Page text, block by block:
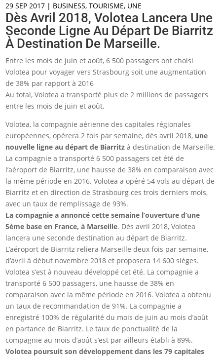
29 SEP 2017 | BUSINESS,TOURISME, UNE
Dès Avril 2018, Volotea Lancera Une
Seconde Ligne Au Départ De Biarritz
À Destination De Marseille.
Entre les mois de juin et août, 6 500 passagers ont choisi
Volotea pour voyager vers Strasbourg soit une augmentation
de 38% par rapport à 2016
Au total, Volotea a transporté plus de 2 millions de passagers
entre les mois de juin et août.
Volotea, la compagnie aérienne des capitales régionales
européennes, opérera 2 fois par semaine, dès avril 2018, une
nouvelle ligne au départ de Biarritz à destination de Marseille.
La compagnie a transporté 6 500 passagers cet été de
l’aéroport de Biarritz, une hausse de 38% en comparaison avec
la même période en 2016. Volotea a opéré 54 vols au départ de
Biarritz et en direction de Strasbourg ces trois derniers mois,
avec un taux de remplissage de 93%.
La compagnie a annoncé cette semaine l’ouverture d’une
5ème base en France, à Marseille. Dès avril 2018, Volotea
lancera une seconde destination au départ de Biarritz.
L’aéroport de Biarritz reliera Marseille deux fois par semaine,
d’avril à début novembre 2018 et proposera 14 600 sièges.
Volotea s’est à nouveau développé cet été. La compagnie a
transporté 6 500 passagers, une hausse de 38% en
comparaison avec la même période en 2016. Volotea a obtenu
un taux de recommandation de 91%. La compagnie a
enregistré 100% de régularité du mois de juin au mois d’août
en partance de Biarritz. Le taux de ponctualité de la
compagnie au mois d’août s’est par ailleurs établi à 89%.
Volotea poursuit son développement dans les 79 capitales